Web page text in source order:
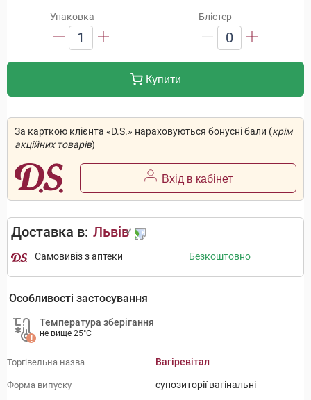
Упаковка
1
Блістер
0
Купити
За карткою клієнта «D.S.» нараховуються бонусні бали (крім
акційних товарів)
Вхід в кабінет
Доставка в: Львів
Самовивіз з аптеки Безкоштовно
Особливості застосування
Температура зберігання
не вище 25°C
Торгівельна назва Вагіревітал
Форма випуску супозиторії вагінальні